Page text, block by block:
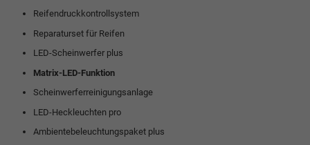
Reifendruckkontrollsystem
Reparaturset für Reifen
LED-Scheinwerfer plus
Matrix-LED-Funktion
Scheinwerferreinigungsanlage
LED-Heckleuchten pro
Ambientebeleuchtungspaket plus